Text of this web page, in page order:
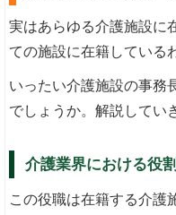
実はあらゆる介護施設に
ての施設に在籍している
いったい介護施設の事務
でしょうか。解説してい
介護業界における役割
この役職は在籍する介護